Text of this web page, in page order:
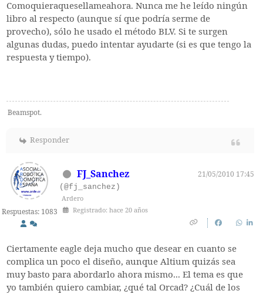
Comoquieraquesellameahora. Nunca me he leído ningún
libro al respecto (aunque sí que podría serme de
provecho), sólo he usado el método BLV. Si te surgen
algunas dudas, puedo intentar ayudarte (si es que tengo la
respuesta y tiempo).
Beamspot.
Responder
Respuestas: 1083
FJ_Sanchez
21/05/2010 17:45
(@fj_sanchez)
Ardero
Registrado: hace 20 años
Ciertamente eagle deja mucho que desear en cuanto se
complica un poco el diseño, aunque Altium quizás sea
muy basto para abordarlo ahora mismo... El tema es que
yo también quiero cambiar, ¿qué tal Orcad? ¿Cuál de los